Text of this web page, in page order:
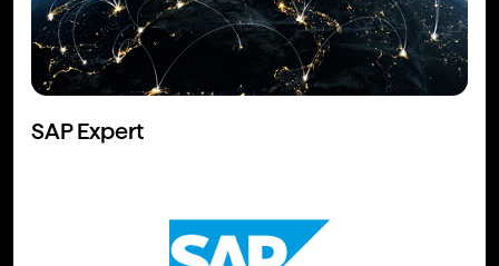
SAP Expert